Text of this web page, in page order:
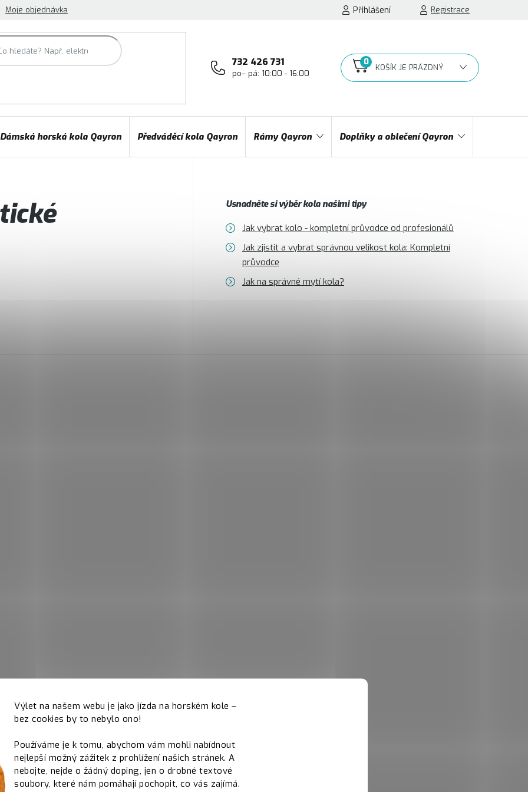
Výlet na našem webu je jako jízda na horském kole –
bez cookies by to nebylo ono!
Používáme je k tomu, abychom vám mohli nabídnout
nejlepší možný zážitek z prohlížení našich stránek. A
nebojte, nejde o žádný doping, jen o drobné textové
soubory, které nám pomáhají pochopit, co vás zajímá.
Moje objednávka Přihlášení Registrace
732 426 731
po– pá: 10:00 - 16:00
NÁKUPNÍ
Dámská horská kola Qayron Předváděcí kola Qayron Rámy Qayron Doplňky a oblečení Qayron
Usnadněte si výběr kola našimi tipy
Jak vybrat kolo - kompletní průvodce od profesionálů
Jak zjistit a vybrat správnou velikost kola: Kompletní
průvodce
Jak na správné mytí kola?